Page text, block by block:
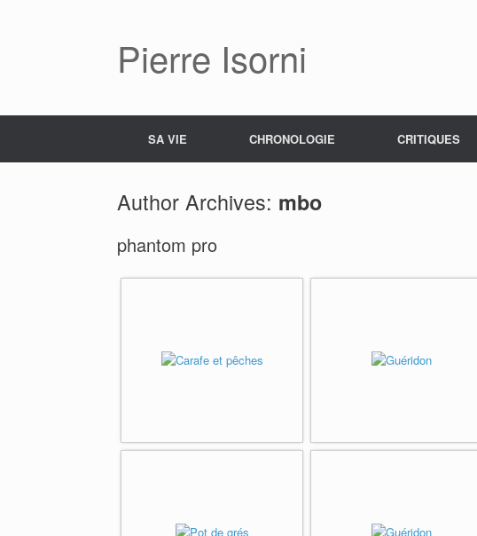
Pierre Isorni
SA VIE CHRONOLOGIE CRITIQUES
Author Archives: mbo
phantom pro